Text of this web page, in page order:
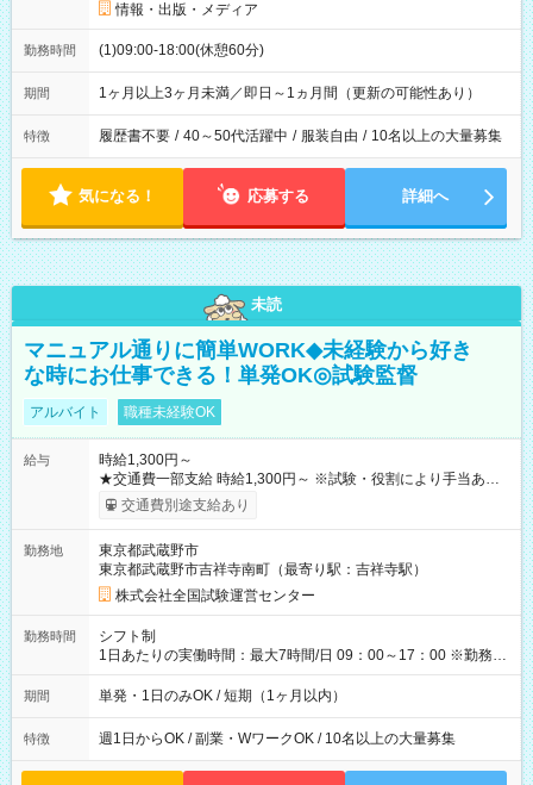
情報・出版・メディア
勤務時間 (1)09:00-18:00(休憩60分)
期間 1ヶ月以上3ヶ月未満／即日～1ヵ月間（更新の可能性あり）
特徴 履歴書不要 / 40～50代活躍中 / 服装自由 / 10名以上の大量募集
気になる！ 応募する 詳細へ
未読
マニュアル通りに簡単WORK◆未経験から好き
な時にお仕事できる！単発OK◎試験監督
アルバイト 職種未経験OK
給与
時給1,300円～
★交通費一部支給 時給1,300円～ ※試験・役割により手当あり
※勤務回数により昇給あり 【即給（前払い）オプションあ
り！】 希望される場合、勤務から1週間ほどで給与の一部を受け
例】 ・河合塾模擬試験 8:30～17:30（休憩1時間） 時給1,300円
×8時間＝日収10,400円＋交通費 ※当日の役割により時給＋100
円の場合あり ・国家試験 7:00～13:30（休憩なし） 時給1,300
円（役割手当＋100円）×6時間＝日収8,400円＋交通費 【試用期
間】試用期間なし
交通費別途支給あり
勤務地
東京都武蔵野市
東京都武蔵野市吉祥寺南町（最寄り駅：吉祥寺駅）
株式会社全国試験運営センター
勤務時間
シフト制
1日あたりの実働時間：最大7時間/日 09：00～17：00 ※勤務時
間は 試験により異なります。
期間 単発・1日のみOK / 短期（1ヶ月以内）
特徴 週1日からOK / 副業・WワークOK / 10名以上の大量募集